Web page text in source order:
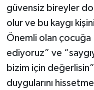
güvensiz bireyler
olur ve bu kaygı
Önemli olan çocuğa
ediyoruz” ve
bizim için
duygularını